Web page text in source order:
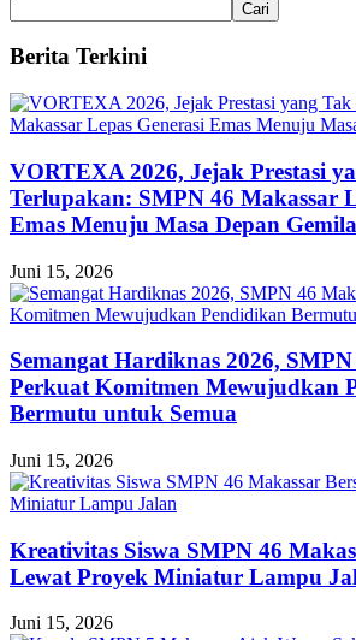
Cari
Berita Terkini
VORTEXA 2026, Jejak Prestasi
Terlupakan: SMPN 46 Makassar
Emas Menuju Masa Depan
Juni 15, 2026
Semangat Hardiknas 2026,
Perkuat Komitmen Mewujudkan
Bermutu untuk Semua
Juni 15, 2026
Kreativitas Siswa SMPN 46
Lewat Proyek Miniatur Lampu
Juni 15, 2026